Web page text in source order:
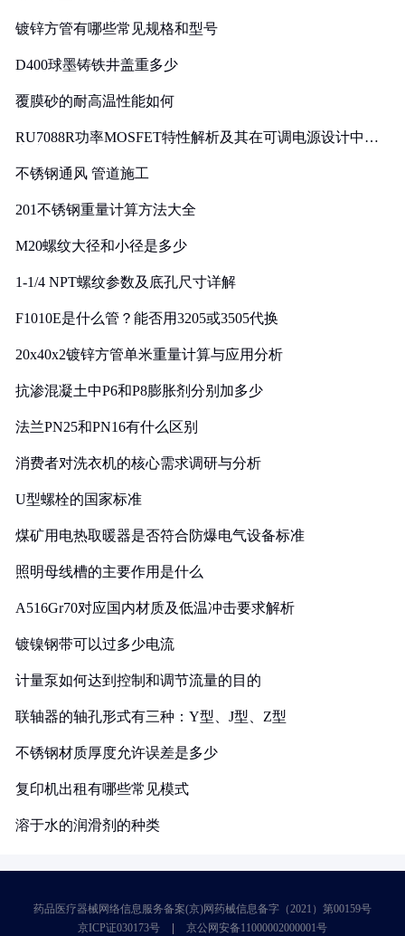
镀锌方管有哪些常见规格和型号
D400球墨铸铁井盖重多少
覆膜砂的耐高温性能如何
RU7088R功率MOSFET特性解析及其在可调电源设计中的
不锈钢通风 管道施工
201不锈钢重量计算方法大全
M20螺纹大径和小径是多少
1-1/4 NPT螺纹参数及底孔尺寸详解
F1010E是什么管？能否用3205或3505代换
20x40x2镀锌方管单米重量计算与应用分析
抗渗混凝土中P6和P8膨胀剂分别加多少
法兰PN25和PN16有什么区别
消费者对洗衣机的核心需求调研与分析
U型螺栓的国家标准
煤矿用电热取暖器是否符合防爆电气设备标准
照明母线槽的主要作用是什么
A516Gr70对应国内材质及低温冲击要求解析
镀镍钢带可以过多少电流
计量泵如何达到控制和调节流量的目的
联轴器的轴孔形式有三种：Y型、J型、Z型
不锈钢材质厚度允许误差是多少
复印机出租有哪些常见模式
溶于水的润滑剂的种类
药品医疗器械网络信息服务备案(京)网药械信息备字（2021）第00159号
京ICP证030173号
京公网安备11000002000001号